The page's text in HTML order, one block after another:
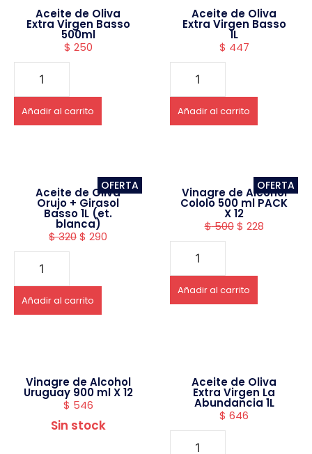
Aceite de Oliva
Extra Virgen Basso
500ml
$ 250
Añadir al carrito
Aceite de Oliva
Extra Virgen Basso
1L
$ 447
Añadir al carrito
OFERTA
Aceite de Oliva
Orujo + Girasol
Basso 1L (et.
blanca)
$320$ 290
Añadir al carrito
OFERTA
Vinagre de Alcohol
Cololo 500 ml PACK
X 12
$500 $ 228
Añadir al carrito
Vinagre de Alcohol
Uruguay 900 ml X 12
$ 546
Sin stock
Aceite de Oliva
Extra Virgen La
Abundancia 1L
$ 646